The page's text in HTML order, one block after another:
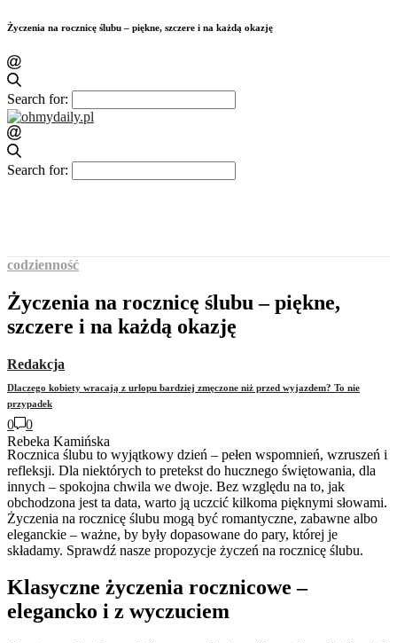
Życzenia na rocznicę ślubu – piękne, szczere i na każdą okazję
Search for:
Search for:
Dlaczego kobiety wracają z urlopu bardziej zmęczone niż przed wyjazdem? To nie
przypadek
Rebeka Kamińska
codzienność
Życzenia na rocznicę ślubu – piękne,
szczere i na każdą okazję
Redakcja
0
0
Rocznica ślubu to wyjątkowy dzień – pełen wspomnień, wzruszeń i
refleksji. Dla niektórych to pretekst do hucznego świętowania, dla
innych – spokojna chwila we dwoje. Bez względu na to, jak
obchodzona jest ta data, warto ją uczcić kilkoma pięknymi słowami.
Życzenia na rocznicę ślubu mogą być romantyczne, zabawne albo
eleganckie – ważne, by były dopasowane do pary, której je
składamy. Sprawdź nasze propozycje życzeń na rocznicę ślubu.
Klasyczne życzenia rocznicowe –
elegancko i z wyczuciem